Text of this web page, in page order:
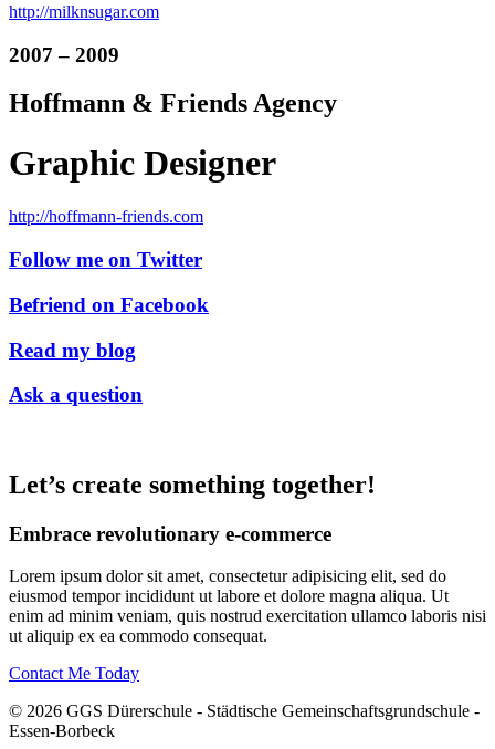
http://milknsugar.com
2007 – 2009
Hoffmann & Friends Agency
Graphic Designer
http://hoffmann-friends.com
Follow me on Twitter
Befriend on Facebook
Read my blog
Ask a question
Let’s create something together!
Embrace revolutionary e-commerce
Lorem ipsum dolor sit amet, consectetur adipisicing elit, sed do
eiusmod tempor incididunt ut labore et dolore magna aliqua. Ut
enim ad minim veniam, quis nostrud exercitation ullamco laboris nisi
ut aliquip ex ea commodo consequat.
Contact Me Today
© 2026 GGS Dürerschule - Städtische Gemeinschaftsgrundschule -
Essen-Borbeck